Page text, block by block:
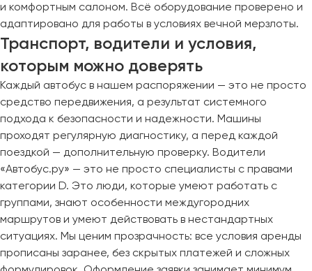
и комфортным салоном. Всё оборудование проверено и
адаптировано для работы в условиях вечной мерзлоты.
Транспорт, водители и условия,
которым можно доверять
Каждый автобус в нашем распоряжении — это не просто
средство передвижения, а результат системного
подхода к безопасности и надежности. Машины
проходят регулярную диагностику, а перед каждой
поездкой — дополнительную проверку. Водители
«Автобус.ру» — это не просто специалисты с правами
категории D. Это люди, которые умеют работать с
группами, знают особенности междугородних
маршрутов и умеют действовать в нестандартных
ситуациях. Мы ценим прозрачность: все условия аренды
прописаны заранее, без скрытых платежей и сложных